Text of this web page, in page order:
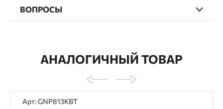
ВОПРОСЫ
АНАЛОГИЧНЫЙ ТОВАР
Арт: GNP813KBT